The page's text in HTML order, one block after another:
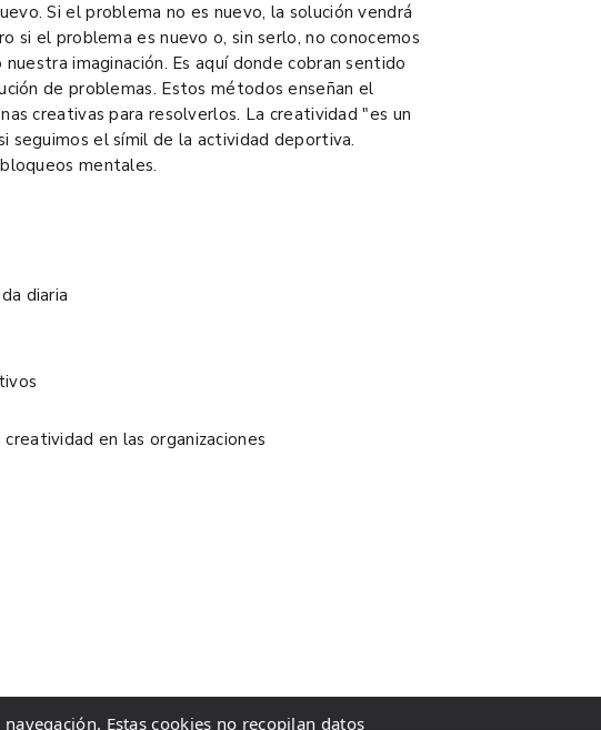
Si el problema no es nuevo, la solución vendrá
si el problema es nuevo o, sin serlo, no conocemos
imaginación. Es aquí donde cobran sentido
de problemas. Estos métodos enseñan el
creativas para resolverlos. La creatividad "es un
seguimos el símil de la actividad deportiva.
mentales.
diaria
en las organizaciones
Estas cookies no recopilan datos